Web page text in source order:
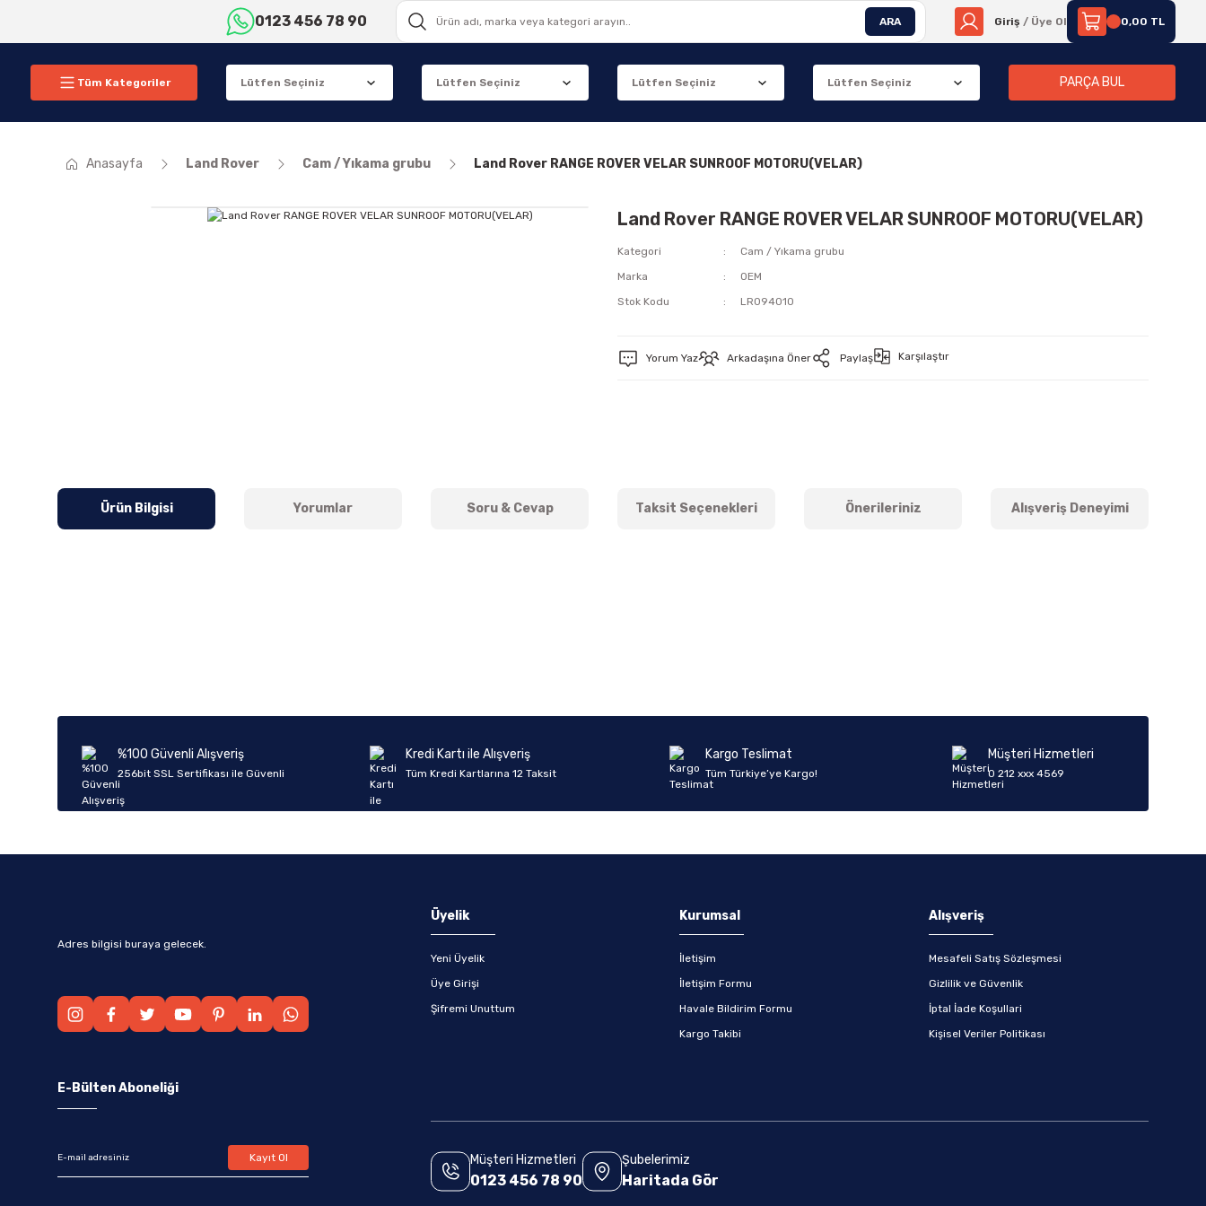
0123 456 78 90 ARA Giriş / Üye Ol 0,00 TL
Tüm Kategoriler PARÇA BUL
Anasayfa Land Rover Cam / Yıkama grubu Land Rover RANGE ROVER VELAR SUNROOF MOTORU(VELAR)
Land Rover RANGE ROVER VELAR SUNROOF MOTORU(VELAR)
Kategori
Cam / Yıkama grubu
Marka
OEM
Stok Kodu
LR094010
Yorum Yaz Arkadaşına Öner Paylaş Karşılaştır
Ürün Bilgisi Yorumlar Soru & Cevap Taksit Seçenekleri Önerileriniz Alışveriş Deneyimi
Ürün fiyatı diğer sitelerden daha pahalı.
Bu ürüne benzer farklı alternatifler olmalı.
%100 Güvenli Alışveriş
256bit SSL Sertifikası ile Güvenli
Kredi Kartı ile Alışveriş
Tüm Kredi Kartlarına 12 Taksit
Kargo Teslimat
Tüm Türkiye’ye Kargo!
Müşteri Hizmetleri
0 212 xxx 4569
Adres bilgisi buraya gelecek.
Üyelik
Yeni Üyelik
Üye Girişi
Şifremi Unuttum
Kurumsal
İletişim
İletişim Formu
Havale Bildirim Formu
Kargo Takibi
Alışveriş
Mesafeli Satış Sözleşmesi
Gizlilik ve Güvenlik
İptal İade Koşullari
Kişisel Veriler Politikası
E-Bülten Aboneliği
Kayıt Ol Müşteri Hizmetleri
0123 456 78 90
Şubelerimiz
Haritada Gör